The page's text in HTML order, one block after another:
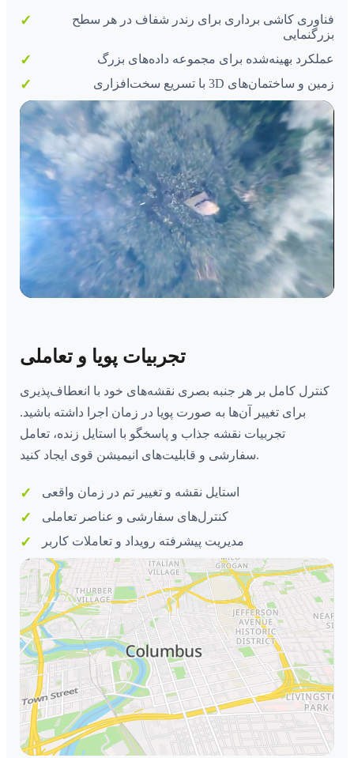
فناوری کاشی برداری برای رندر شفاف در هر سطح
بزرگنمایی
عملکرد بهینه‌شده برای مجموعه داده‌های بزرگ
زمین و ساختمان‌های 3D با تسریع سخت‌افزاری
تجربیات پویا و تعاملی
کنترل کامل بر هر جنبه بصری نقشه‌های خود با انعطاف‌پذیری
برای تغییر آن‌ها به صورت پویا در زمان اجرا داشته باشید.
تجربیات نقشه جذاب و پاسخگو با استایل زنده، تعامل
سفارشی و قابلیت‌های انیمیشن قوی ایجاد کنید.
استایل نقشه و تغییر تم در زمان واقعی
کنترل‌های سفارشی و عناصر تعاملی
مدیریت پیشرفته رویداد و تعاملات کاربر